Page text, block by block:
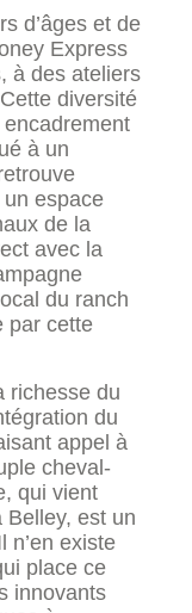
d’âges et de
Express
à des ateliers
diversité
à un
espace
de la
avec la
du ranch
par cette
richesse du
du
appel à
cheval-
qui vient
Belley, est un
n’en existe
place ce
innovants